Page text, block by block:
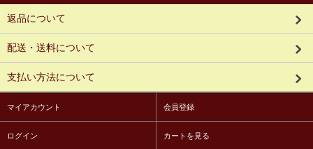
返品について
配送・送料について
支払い方法について
マイアカウント 会員登録
ログイン カートを見る